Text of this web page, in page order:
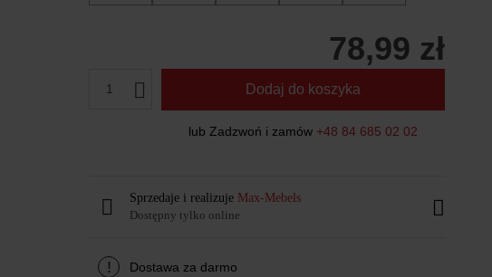
78,99 zł
1 Dodaj do koszyka
lub Zadzwoń i zamów +48 84 685 02 02
Sprzedaje i realizuje Max-Mebels
Dostępny tylko online
! Dostawa za darmo